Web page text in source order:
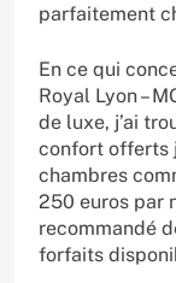
parfaitement
En ce qui
Royal Lyon –
de luxe, j’ai
confort offerts
chambres
250 euros par
recommandé
forfaits